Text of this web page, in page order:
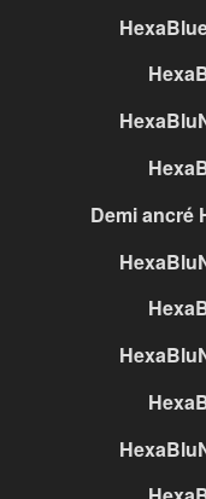
Demi ancré